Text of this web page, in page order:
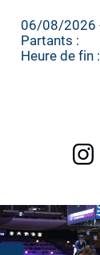
06/08/2026
Partants :
Heure de fin